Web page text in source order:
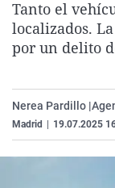
Tanto el
localizados.
por un delito
Nerea Pardillo |
Madrid 19.07.2025